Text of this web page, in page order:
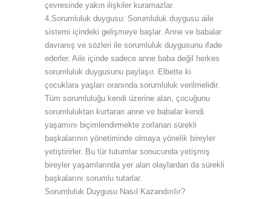
çevresinde yakın ilişkiler kuramazlar.
4.Sorumluluk duygusu: Sorumluluk duygusu aile
sistemi içindeki gelişmeye başlar. Anne ve babalar
davranış ve sözleri ile sorumluluk duygusunu ifade
ederler. Aile içinde sadece anne baba değil herkes
sorumluluk duygusunu paylaşır. Elbette ki
çocuklara yaşları oranında sorumluluk verilmelidir.
Tüm sorumluluğu kendi üzerine alan, çocuğunu
sorumluluktan kurtaran anne ve babalar kendi
yaşamını biçimlendirmekte zorlanan sürekli
başkalarının yönetiminde olmaya yönelik bireyler
yetiştirirler. Bu tür tutumlar sonucunda yetişmiş
bireyler yaşamlarında yer alan olaylardan da sürekli
başkalarını sorumlu tutarlar.
Sorumluluk Duygusu Nasıl Kazandırılır?